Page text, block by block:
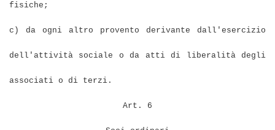
fisiche;
c) da ogni altro provento derivante dall'esercizio
dell'attività sociale o da atti di liberalità degli
associati o di terzi.
Art. 6